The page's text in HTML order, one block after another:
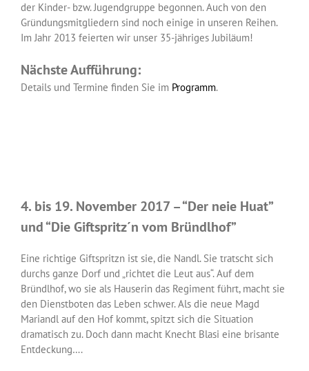
der Kinder- bzw. Jugendgruppe begonnen. Auch von den
Gründungsmitgliedern sind noch einige in unseren Reihen.
Im Jahr 2013 feierten wir unser 35-jähriges Jubiläum!
Nächste Aufführung:
Details und Termine finden Sie im Programm.
4. bis 19. November 2017 – “Der neie Huat”
und “Die Giftspritz´n vom Bründlhof”
Eine richtige Giftspritzn ist sie, die Nandl. Sie tratscht sich
durchs ganze Dorf und „richtet die Leut aus“. Auf dem
Bründlhof, wo sie als Hauserin das Regiment führt, macht sie
den Dienstboten das Leben schwer. Als die neue Magd
Mariandl auf den Hof kommt, spitzt sich die Situation
dramatisch zu. Doch dann macht Knecht Blasi eine brisante
Entdeckung….